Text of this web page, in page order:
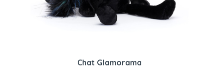
Chat Glamorama